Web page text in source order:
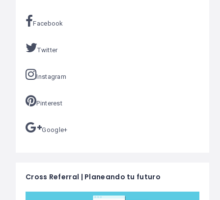
Facebook
Twitter
Instagram
Pinterest
Google+
Cross Referral | Planeando tu futuro